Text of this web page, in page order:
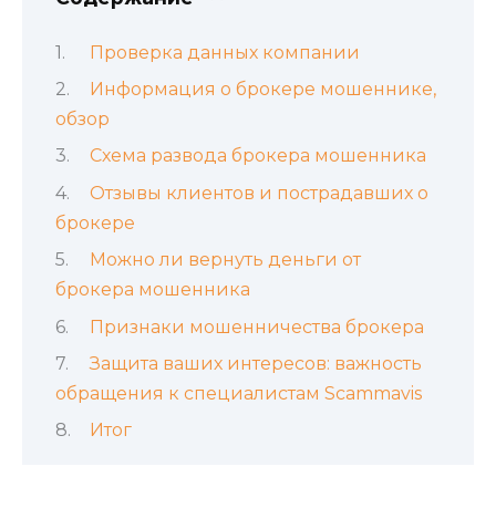
Проверка данных компании
Информация о брокере мошеннике,
обзор
Схема развода брокера мошенника
Отзывы клиентов и пострадавших о
брокере
Можно ли вернуть деньги от
брокера мошенника
Признаки мошенничества брокера
Защита ваших интересов: важность
обращения к специалистам Scammavis
Итог